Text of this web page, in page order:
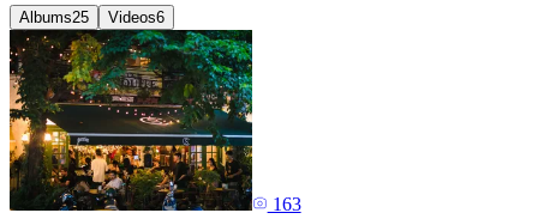
Albums25 Videos6
163